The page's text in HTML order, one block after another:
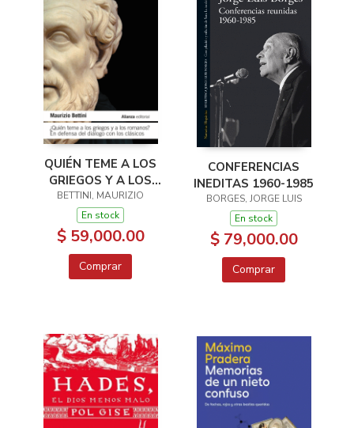
QUIÉN TEME A LOS
GRIEGOS Y A LOS
ROMANOS?
BETTINI, MAURIZIO
En stock
$ 59,000.00
Comprar
CONFERENCIAS
INEDITAS 1960-1985
BORGES, JORGE LUIS
En stock
$ 79,000.00
Comprar